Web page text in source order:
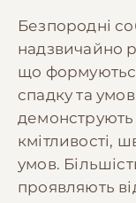
Безпородні
надзвичайно
що
спадку та
демонструють
кмітливості,
умов.
проявляють